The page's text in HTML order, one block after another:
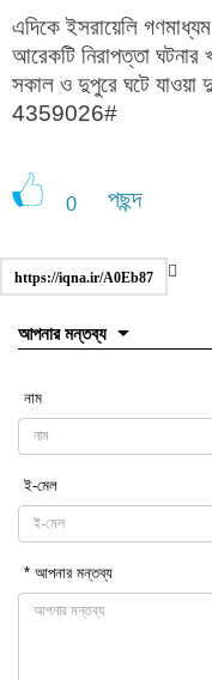
এদিকে ইসরায়েলি
আরেকটি নিরাপত্তা ঘটনার
সকাল ও দুপুরে ঘটে যাওয়া
4359026#
0 পছন্দ
https://iqna.ir/A0Eb87
আপনার মন্তব্য
নাম
ই-মেল
* আপনার মন্তব্য